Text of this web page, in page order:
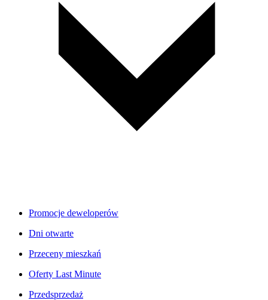
Promocje deweloperów
Dni otwarte
Przeceny mieszkań
Oferty Last Minute
Przedsprzedaż